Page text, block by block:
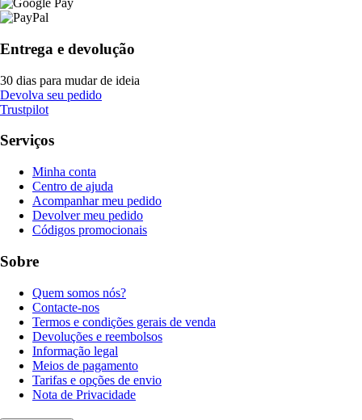
Entrega e devolução
30 dias para mudar de ideia
Devolva seu pedido
Trustpilot
Serviços
Minha conta
Centro de ajuda
Acompanhar meu pedido
Devolver meu pedido
Códigos promocionais
Sobre
Quem somos nós?
Contacte-nos
Termos e condições gerais de venda
Devoluções e reembolsos
Informação legal
Meios de pagamento
Tarifas e opções de envio
Nota de Privacidade